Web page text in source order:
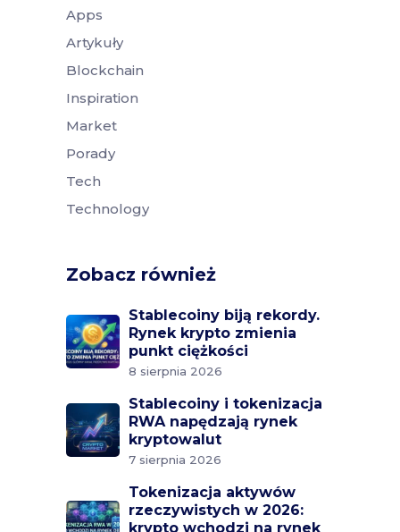
Apps
Artykuły
Blockchain
Inspiration
Market
Porady
Tech
Technology
Zobacz również
Stablecoiny biją rekordy.
Rynek krypto zmienia
punkt ciężkości
8 sierpnia 2026
Stablecoiny i tokenizacja
RWA napędzają rynek
kryptowalut
7 sierpnia 2026
Tokenizacja aktywów
rzeczywistych w 2026:
krypto wchodzi na rynek